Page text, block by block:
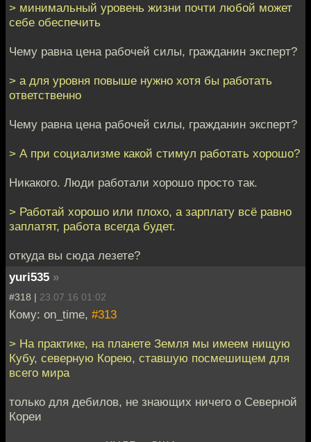
> минимальный уровень жизни почти любой может
себе обеспечить
Чему равна цена рабочей силы, гражданин эксперт?
> а для уровня повыше нужно хотя бы работать
ответственно
Чему равна цена рабочей силы, гражданин эксперт?
> А при социализме какой стимул работать хорошо?
Никакого. Люди работали хорошо просто так.
> Работай хорошо или плохо, а зарплату всё равно
заплатят, работа всегда будет.
откуда вы сюда лезете?
yuri535 »
#318 | 23.07.16 01:02
Кому: on_time, #313
> На практике, на планете Земля мы имеем нищую
Кубу, северную Корею, ставшую посмешищем для
всего мира
только для дебилов, не знающих ничего о Северной
Кореи